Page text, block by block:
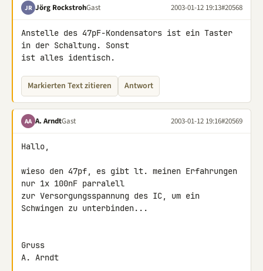
JR Jörg RockstrohGast 2003-01-12 19:13#20568
Anstelle des 47pF-Kondensators ist ein Taster
in der Schaltung. Sonst
ist alles identisch.
Markierten Text zitieren Antwort
AA A. ArndtGast 2003-01-12 19:16#20569
Hallo,
wieso den 47pf, es gibt lt. meinen Erfahrungen
nur 1x 100nF parralell
zur Versorgungsspannung des IC, um ein
Schwingen zu unterbinden...
Gruss
A. Arndt